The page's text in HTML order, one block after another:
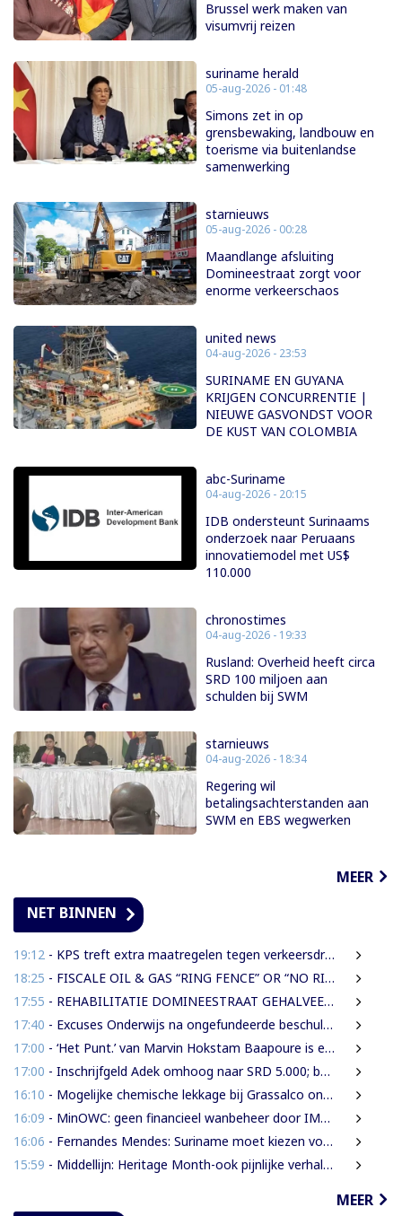
Brussel werk maken van
visumvrij reizen
suriname herald
05-aug-2026 - 01:48
Simons zet in op
grensbewaking, landbouw en
toerisme via buitenlandse
samenwerking
starnieuws
05-aug-2026 - 00:28
Maandlange afsluiting
Domineestraat zorgt voor
enorme verkeerschaos
united news
04-aug-2026 - 23:53
SURINAME EN GUYANA
KRIJGEN CONCURRENTIE |
NIEUWE GASVONDST VOOR
DE KUST VAN COLOMBIA
abc-Suriname
04-aug-2026 - 20:15
IDB ondersteunt Surinaams
onderzoek naar Peruaans
innovatiemodel met US$
110.000
chronostimes
04-aug-2026 - 19:33
Rusland: Overheid heeft circa
SRD 100 miljoen aan
schulden bij SWM
starnieuws
04-aug-2026 - 18:34
Regering wil
betalingsachterstanden aan
SWM en EBS wegwerken
MEER
NET BINNEN
19:12 - KPS treft extra maatregelen tegen verkeersdrukte binnenstad
18:25 - FISCALE OIL & GAS “RING FENCE” OR “NO RING FENCE”? THAT IS THE QUESTION!
17:55 - REHABILITATIE DOMINEESTRAAT GEHALVEERD TOT TWEE WEKEN NA ERNSTIGE VERKEERSCHAOS
17:40 - Excuses Onderwijs na ongefundeerde beschuldigingen directeur IMEAO 2
17:00 - ‘Het Punt.’ van Marvin Hokstam Baapoure is een thriller die je niet meer loslaat
17:00 - Inschrijfgeld Adek omhoog naar SRD 5.000; betalingsregeling van drie naar twee termijnen
16:10 - Mogelijke chemische lekkage bij Grassalco onderzocht als oorzaak vissterfte
16:09 - MinOWC: geen financieel wanbeheer door IMEAO-2-directeur, wel procedurele fouten
16:06 - Fernandes Mendes: Suriname moet kiezen voor presidentieel of parlementair stelsel
15:59 - Middellijn: Heritage Month-ook pijnlijke verhalen verdienen een plaats
MEER